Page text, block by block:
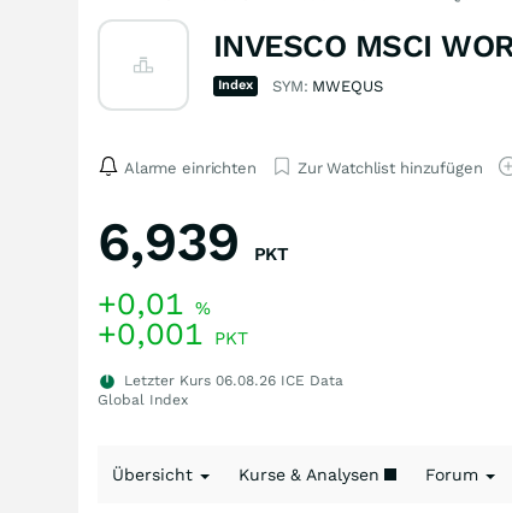
INVESCO MSCI
Index SYM: MWEQUS
Alarme einrichten Zur Watchlist hinzufügen
6,939 PKT
+0,01 %
+0,001 PKT
Letzter Kurs 06.08.26 ICE Data
Global Index
Übersicht Kurse & Analysen Forum